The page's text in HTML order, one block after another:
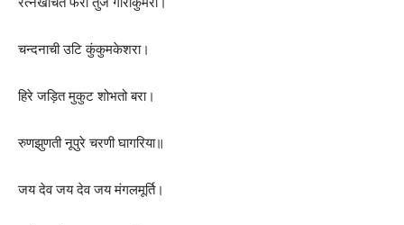
चन्दनाची उटि कुंकुमकेशरा।
हिरे जड़ित मुकुट शोभतो बरा।
रुणझुणती नूपुरे चरणी घागरिया॥
जय देव जय देव जय मंगलमूर्ति।